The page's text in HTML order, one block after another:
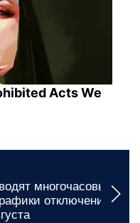
Acts We
многочасовые
отключения